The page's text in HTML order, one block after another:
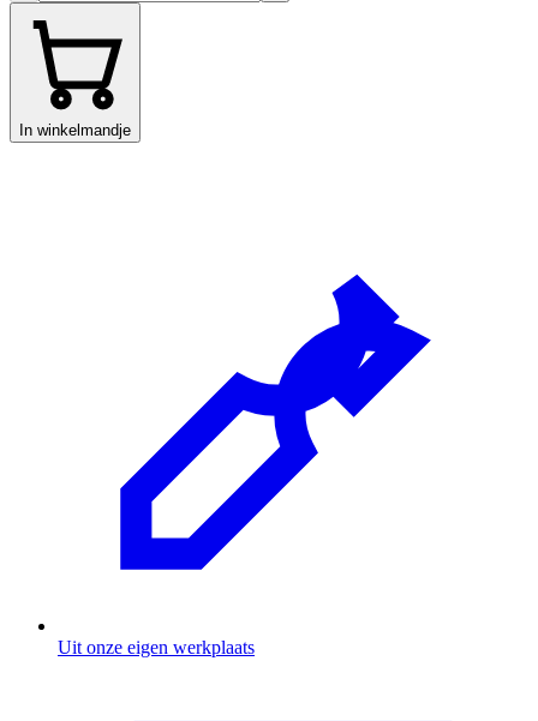
In winkelmandje
Uit onze eigen werkplaats